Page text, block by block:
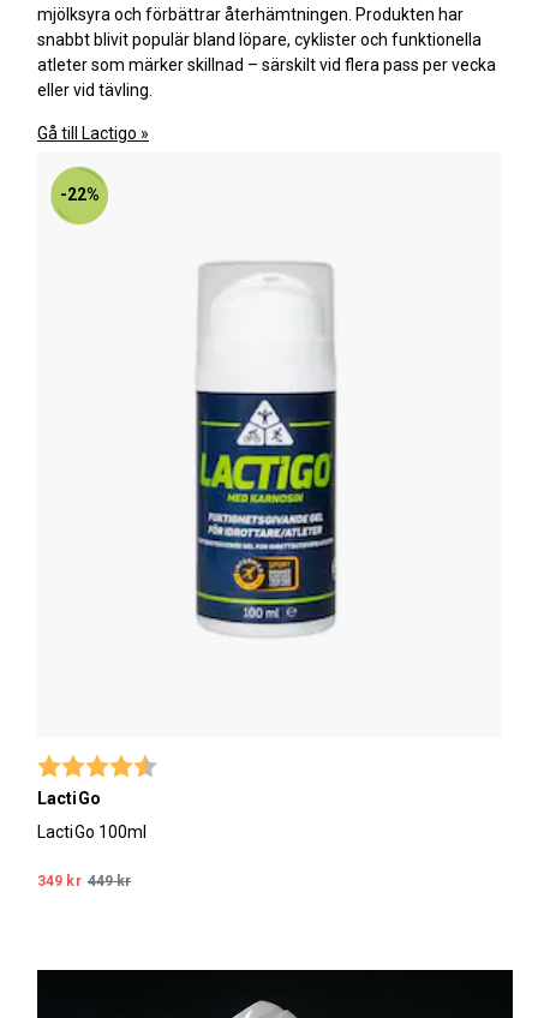
mjölksyra och förbättrar återhämtningen. Produkten har
snabbt blivit populär bland löpare, cyklister och funktionella
atleter som märker skillnad – särskilt vid flera pass per vecka
eller vid tävling.
Gå till Lactigo »
-22%
Betyg:
LactiGo
LactiGo 100ml
349 kr 449 kr